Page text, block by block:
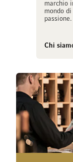
marchio
mondo di
passione.
Chi